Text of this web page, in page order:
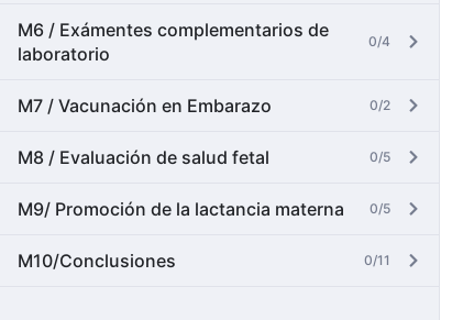
M6 / Exámentes complementarios de
laboratorio
0/4
M7 / Vacunación en Embarazo 0/2
M8 / Evaluación de salud fetal 0/5
M9/ Promoción de la lactancia materna 0/5
M10/Conclusiones 0/11